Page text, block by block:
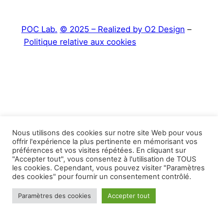
POC Lab. © 2025 – Realized by O2 Design –
Politique relative aux cookies
Nous utilisons des cookies sur notre site Web pour vous
offrir l'expérience la plus pertinente en mémorisant vos
préférences et vos visites répétées. En cliquant sur
"Accepter tout", vous consentez à l'utilisation de TOUS
les cookies. Cependant, vous pouvez visiter "Paramètres
des cookies" pour fournir un consentement contrôlé.
Paramètres des cookies Accepter tout